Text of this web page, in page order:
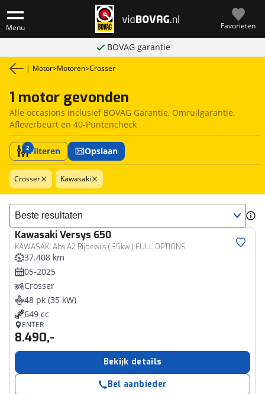
Menu Favorieten
BOVAG garantie
| Motor>Motoren>Crosser
1 motor gevonden
Alle occasions inclusief BOVAG Garantie, Omruilgarantie,
Afleverbeurt en 40-Puntencheck
2Filteren Opslaan
Crosser Kawasaki
Sorteer resultaten
KawasakiVersys 650
KAWASAKI Abs A2 Rijbewijs ( 35kw ) FULL OPTIONS
37.408 km
05-2025
Crosser
48 pk (35 kW)
649 cc
ENTER
8.490,-
Bekijk details
Bel aanbieder